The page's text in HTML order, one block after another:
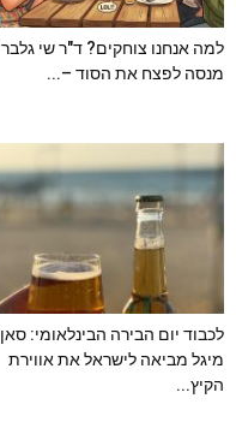
למה אנחנו צוחקים? ד"ר שי גלבר
מנסה לפצח את הסוד –...
לכבוד יום הבירה הבינלאומי: סאן
מיגל מביאה לישראל את אווירת
הקיץ...